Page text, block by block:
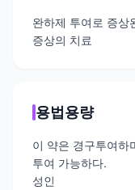
완하제 투여로 증상
증상의 치료
용법용량
이 약은 경구투여하
투여 가능하다.
성인